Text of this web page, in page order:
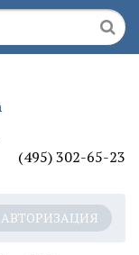
(495) 302-65-23
АВТОРИЗАЦИЯ